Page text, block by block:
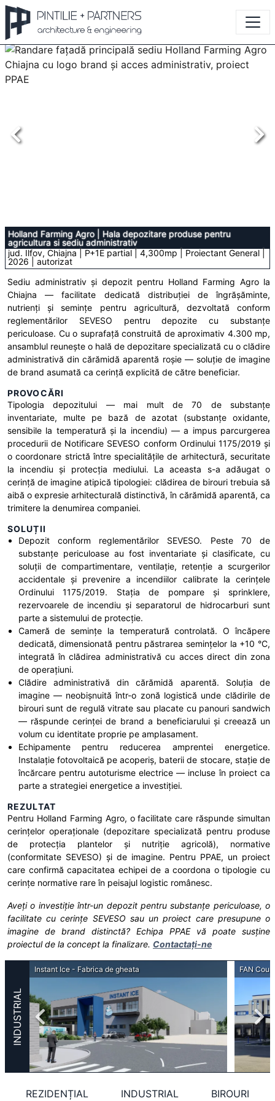
Holland Farming Agro| Hala depozitare produse pentru
agricultura si sediu administrativ
jud. Ilfov, Chiajna | P+1E partial | 4,300mp | Proiectant General |
2026 | autorizat
Sediu administrativ și depozit pentru Holland Farming Agro la
Chiajna — facilitate dedicată distribuției de îngrășăminte,
nutrienți și semințe pentru agricultură, dezvoltată conform
reglementărilor SEVESO pentru depozite cu substanțe
periculoase. Cu o suprafață construită de aproximativ 4.300 mp,
ansamblul reunește o hală de depozitare specializată cu o clădire
administrativă din cărămidă aparentă roșie — soluție de imagine
de brand asumată ca cerință explicită de către beneficiar.
PROVOCĂRI
Tipologia depozitului — mai mult de 70 de substanțe
inventariate, multe pe bază de azotat (substanțe oxidante,
sensibile la temperatură și la incendiu) — a impus parcurgerea
procedurii de Notificare SEVESO conform Ordinului 1175/2019 și
o coordonare strictă între specialitățile de arhitectură, securitate
la incendiu și protecția mediului. La aceasta s-a adăugat o
cerință de imagine atipică tipologiei: clădirea de birouri trebuia să
aibă o expresie arhitecturală distinctivă, în cărămidă aparentă, ca
trimitere la denumirea companiei.
SOLUȚII
Depozit conform reglementărilor SEVESO. Peste 70 de
substanțe periculoase au fost inventariate și clasificate, cu
soluții de compartimentare, ventilație, retenție a scurgerilor
accidentale și prevenire a incendiilor calibrate la cerințele
Ordinului 1175/2019. Stația de pompare și sprinklere,
rezervoarele de incendiu și separatorul de hidrocarburi sunt
parte a sistemului de protecție.
Cameră de semințe la temperatură controlată. O încăpere
dedicată, dimensionată pentru păstrarea semințelor la +10 °C,
integrată în clădirea administrativă cu acces direct din zona
de operațiuni.
Clădire administrativă din cărămidă aparentă. Soluția de
imagine — neobișnuită într-o zonă logistică unde clădirile de
birouri sunt de regulă vitrate sau placate cu panouri sandwich
— răspunde cerinței de brand a beneficiarului și creează un
volum cu identitate proprie pe amplasament.
Echipamente pentru reducerea amprentei energetice.
Instalație fotovoltaică pe acoperiș, baterii de stocare, stație de
încărcare pentru autoturisme electrice — incluse în proiect ca
parte a strategiei energetice a investiției.
REZULTAT
Pentru Holland Farming Agro, o facilitate care răspunde simultan
cerințelor operaționale (depozitare specializată pentru produse
de protecția plantelor și nutriție agricolă), normative
(conformitate SEVESO) și de imagine. Pentru PPAE, un proiect
care confirmă capacitatea echipei de a coordona o tipologie cu
cerințe normative rare în peisajul logistic românesc.
Aveți o investiție într-un depozit pentru substanțe periculoase, o
facilitate cu cerințe SEVESO sau un proiect care presupune o
imagine de brand distinctă? Echipa PPAE vă poate susține
proiectul de la concept la finalizare. Contactați-ne
INDUSTRIAL
Instant Ice - Fabrica de gheata
REZIDENȚIAL INDUSTRIAL BIROURI